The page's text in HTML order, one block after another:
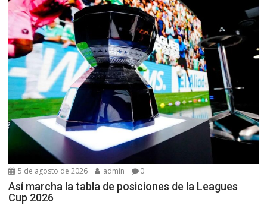
5 de agosto de 2026 admin 0
Así marcha la tabla de posiciones de la Leagues
Cup 2026